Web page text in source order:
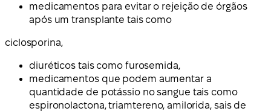
medicamentos para evitar o rejeição de órgãos
após um transplante tais como
ciclosporina,
diuréticos tais como furosemida,
medicamentos que podem aumentar a
quantidade de potássio no sangue tais como
espironolactona, triamtereno, amilorida, sais de